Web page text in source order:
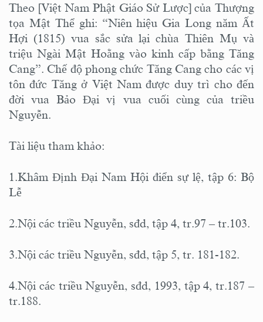
Theo [Việt Nam Phật Giáo Sử Lược] của Thượng
tọa Mật Thể ghi: “Niên hiệu Gia Long năm Ất
Hợi (1815) vua sắc sửa lại chùa Thiên Mụ và
triệu Ngài Mật Hoằng vào kinh cấp bằng Tăng
Cang”. Chế độ phong chức Tăng Cang cho các vị
tôn đức Tăng ở Việt Nam được duy trì cho đến
đời vua Bảo Đại vị vua cuối cùng của triều
Nguyễn.
Tài liệu tham khảo:
1.Khâm Định Đại Nam Hội điển sự lệ, tập 6: Bộ
Lễ
2.Nội các triều Nguyễn, sđd, tập 4, tr.97 – tr.103.
3.Nội các triều Nguyễn, sđd, tập 5, tr. 181-182.
4.Nội các triều Nguyễn, sđd, 1993, tập 4, tr.187 –
tr.188.